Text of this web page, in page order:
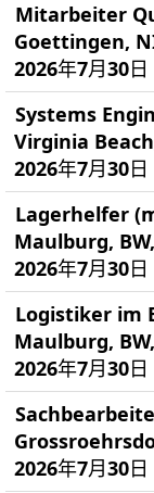
Mitarbeiter
Goettingen,
2026年7月30日
Systems
Virginia
2026年7月30日
Lagerhelfer
Maulburg,
2026年7月30日
Logistiker im
Maulburg,
2026年7月30日
2026年7月30日